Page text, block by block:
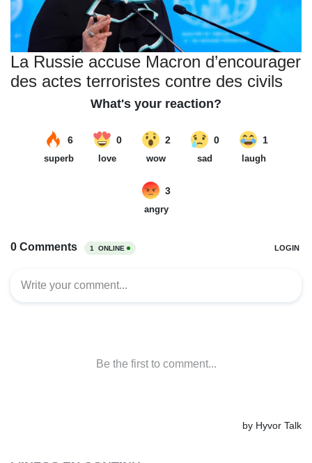
La Russie accuse Macron d’encourager
des actes terroristes contre des civils